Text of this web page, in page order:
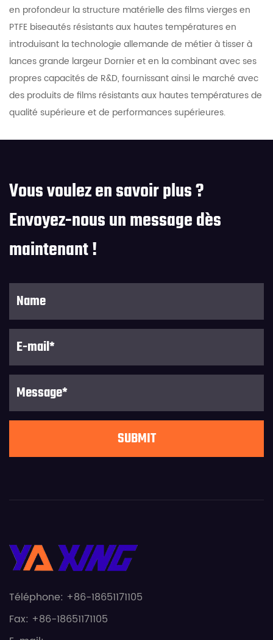
en profondeur la structure matérielle des films vierges en
PTFE biseautés résistants aux hautes températures en
introduisant la technologie allemande de métier à tisser à
lances grande largeur Dornier et en la combinant avec ses
propres capacités de R&D, fournissant ainsi le marché avec
des produits de films résistants aux hautes températures de
qualité supérieure et de performances supérieures.
Vous voulez en savoir plus ?
Envoyez-nous un message dès
maintenant !
Téléphone: +86-18651171105
Fax: +86-18651171105